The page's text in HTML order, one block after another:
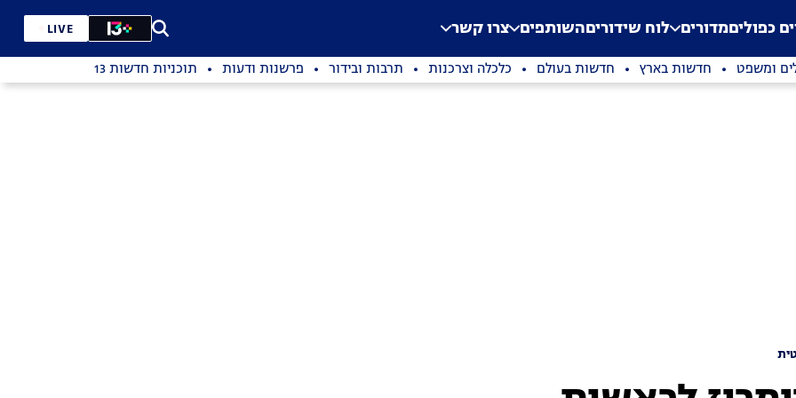
Application error: a
. כפוליםמדורים לוח שידוריםהשותפים צרו קשר LIVE
ומשפט חדשות בארץ חדשות בעולם כלכלה וצרכנות תרבות ובידור פרשנות ודעות תוכניות חדשות 13